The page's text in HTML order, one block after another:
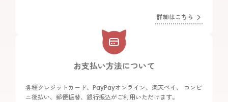
詳細はこちら
お支払い方法について
各種クレジットカード、PayPayオンライン、楽天ペイ、 コンビ
ニ後払い、郵便振替、銀行振込がご利用いただけます。